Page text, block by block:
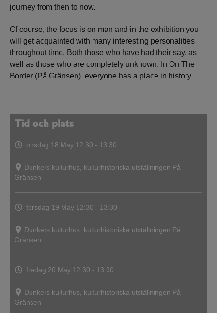
journey from then to now.
Of course, the focus is on man and in the exhibition you
will get acquainted with many interesting personalities
throughout time. Both those who have had their say, as
well as those who are completely unknown. In On The
Border (På Gränsen), everyone has a place in history.
Tid och plats
onsdag 18 May 12:30 - 13:30
Dunkers kulturhus, kulturhistoriska utställningen På
Gränsen
torsdag 19 May 12:30 - 13:30
Dunkers kulturhus, kulturhistoriska utställningen På
Gränsen
fredag 20 May 12:30 - 13:30
Dunkers kulturhus, kulturhistoriska utställningen På
Gränsen